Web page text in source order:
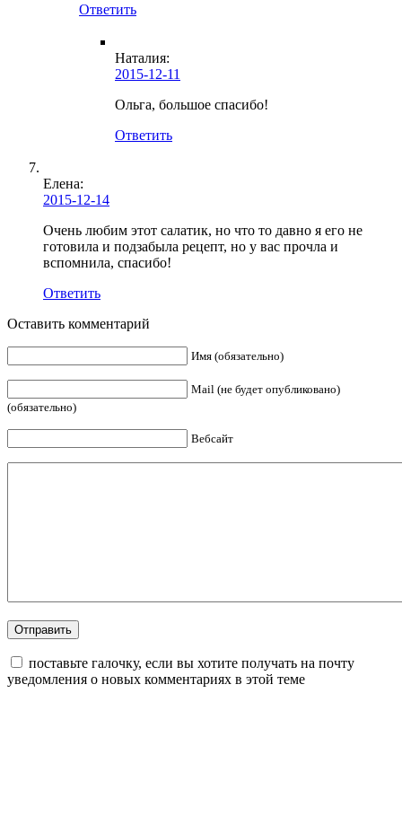
Ответить
Наталия:
2015-12-11
Ольга, большое спасибо!
Ответить
Елена:
2015-12-14
Очень любим этот салатик, но что то давно я его не
готовила и подзабыла рецепт, но у вас прочла и
вспомнила, спасибо!
Ответить
Оставить комментарий
Имя (обязательно)
Mail (не будет опубликовано)
(обязательно)
Вебсайт
поставьте галочку, если вы хотите получать на почту
уведомления о новых комментариях в этой теме